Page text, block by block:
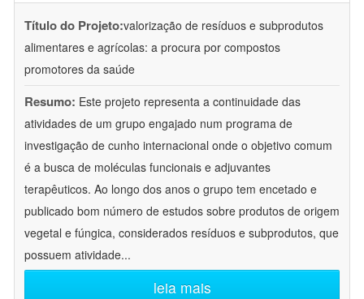
Título do Projeto:valorização de resíduos e subprodutos
alimentares e agrícolas: a procura por compostos
promotores da saúde
Resumo: Este projeto representa a continuidade das
atividades de um grupo engajado num programa de
investigação de cunho internacional onde o objetivo comum
é a busca de moléculas funcionais e adjuvantes
terapêuticos. Ao longo dos anos o grupo tem encetado e
publicado bom número de estudos sobre produtos de origem
vegetal e fúngica, considerados resíduos e subprodutos, que
possuem atividade...
leia mais